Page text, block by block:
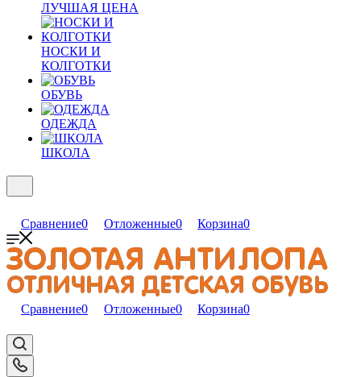
ЛУЧШАЯ ЦЕНА
НОСКИ И
КОЛГОТКИ
ОБУВЬ
ОДЕЖДА
ШКОЛА
Сравнение0 Отложенные0 Корзина0
Сравнение0 Отложенные0 Корзина0